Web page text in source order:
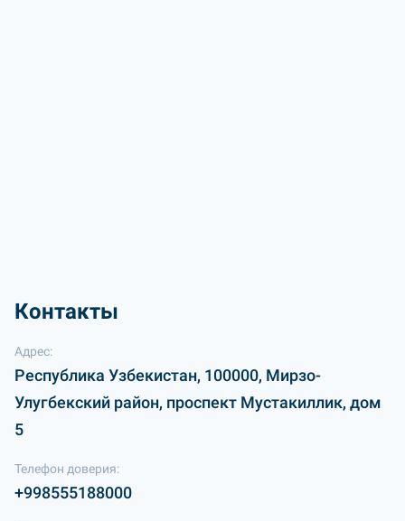
Контакты
Адрес:
Республика Узбекистан, 100000, Мирзо-
Улугбекский район, проспект Мустакиллик, дом
5
Телефон доверия:
+998555188000